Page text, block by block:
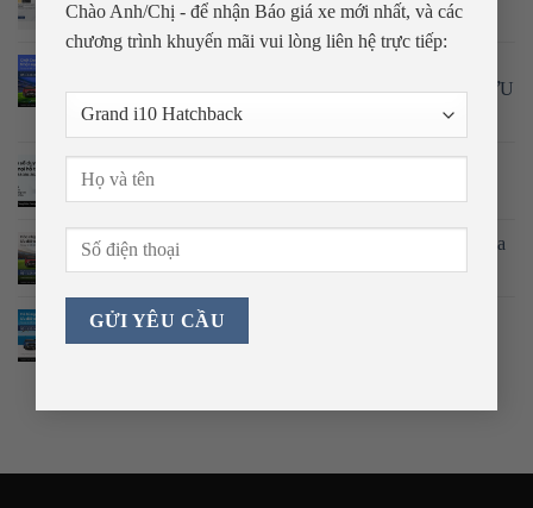
Chào Anh/Chị - để nhận Báo giá xe mới nhất, và các
chương trình khuyến mãi vui lòng liên hệ trực tiếp:
TRÌNH HỘI VIÊN HYUNDAI
7/2026: CHỐT DEAL VÔ ĐỊCH – NHẬN NGAY ƯU
ĐÃI ĐẾN 220 TRIỆU ĐỒNG
TRỢ
Hòa Nhịp World Cup 2026: Hyundai Thành Công Nha
Trang Tung Ưu Đãi Khủng Đến 220 Triệu Đồng
HÈ BÙNG NỔ CÙNG HYUNDAI: ƯU ĐÃI
KHỦNG LÊN ĐẾN 220 TRIỆU ĐỒNG!